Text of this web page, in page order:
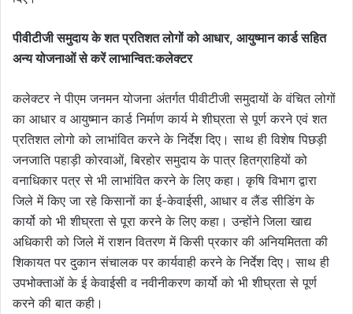
पीवीटीजी समुदाय के शत प्रतिशत लोगों को आधार, आयुष्मान कार्ड सहित
अन्य योजनाओं से करें लाभान्वित:कलेक्टर
कलेक्टर ने पीएम जनमन योजना अंतर्गत पीवीटीजी समुदायों के वंचित लोगों
का आधार व आयुष्मान कार्ड निर्माण कार्य मे शीघ्रता से पूर्ण करने एवं शत
प्रतिशत लोगो को लाभांवित करने के निर्देश दिए। साथ ही विशेष पिछड़ी
जनजाति पहाड़ी कोरवाओं, बिरहोर समुदाय के पात्र हितग्राहियों को
वनाधिकार पत्र से भी लाभांवित करने के लिए कहा। कृषि विभाग द्वारा
जिले में किए जा रहे किसानों का ई-केवाईसी, आधार व लैंड सीडिंग के
कार्यो को भी शीघ्रता से पूरा करने के लिए कहा। उन्होंने जिला खाद्य
अधिकारी को जिले में राशन वितरण में किसी प्रकार की अनियमितता की
शिकायत पर दुकान संचालक पर कार्यवाही करने के निर्देश दिए। साथ ही
उपभोक्ताओं के ई केवाईसी व नवीनीकरण कार्यो को भी शीघ्रता से पूर्ण
करने की बात कही।